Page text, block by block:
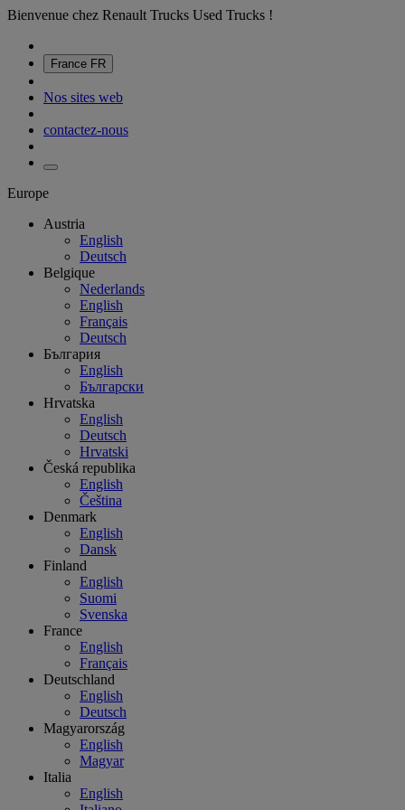
Bienvenue chez Renault Trucks Used Trucks !
France FR
Nos sites web
contactez-nous
Europe
Austria
English
Deutsch
Belgique
Nederlands
English
Français
Deutsch
България
English
Български
Hrvatska
English
Deutsch
Hrvatski
Česká republika
English
Čeština
Denmark
English
Dansk
Finland
English
Suomi
Svenska
France
English
Français
Deutschland
English
Deutsch
Magyarország
English
Magyar
Italia
English